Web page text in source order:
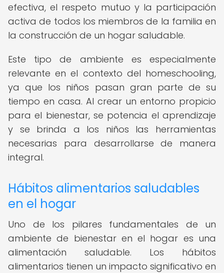
efectiva, el respeto mutuo y la participación
activa de todos los miembros de la familia en
la construcción de un hogar saludable.
Este tipo de ambiente es especialmente
relevante en el contexto del homeschooling,
ya que los niños pasan gran parte de su
tiempo en casa. Al crear un entorno propicio
para el bienestar, se potencia el aprendizaje
y se brinda a los niños las herramientas
necesarias para desarrollarse de manera
integral.
Hábitos alimentarios saludables
en el hogar
Uno de los pilares fundamentales de un
ambiente de bienestar en el hogar es una
alimentación saludable. Los hábitos
alimentarios tienen un impacto significativo en